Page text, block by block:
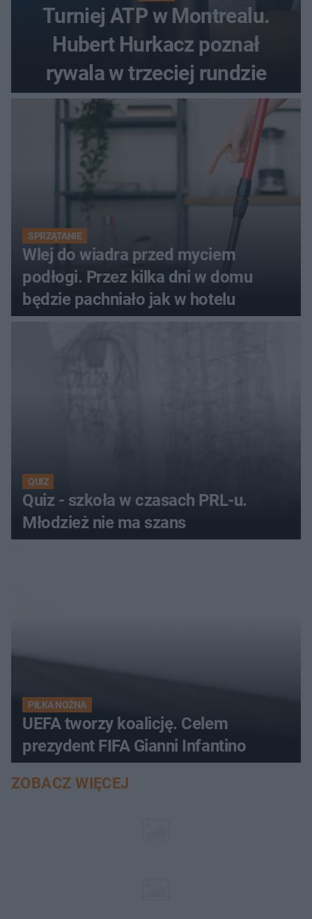
Turniej ATP w Montrealu.
Hubert Hurkacz poznał
rywala w trzeciej rundzie
SPRZĄTANIE
Wlej do wiadra przed myciem
podłogi. Przez kilka dni w domu
będzie pachniało jak w hotelu
QUIZ
Quiz - szkoła w czasach PRL-u.
Młodzież nie ma szans
PIŁKA NOŻNA
UEFA tworzy koalicję. Celem
prezydent FIFA Gianni Infantino
ZOBACZ WIĘCEJ